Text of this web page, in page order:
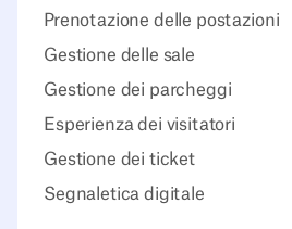
Prenotazione delle postazioni
Gestione delle sale
Gestione dei parcheggi
Esperienza dei visitatori
Gestione dei ticket
Segnaletica digitale